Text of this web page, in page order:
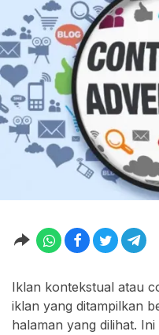
Iklan kontekstual atau
iklan yang ditampilkan
halaman yang dilihat.